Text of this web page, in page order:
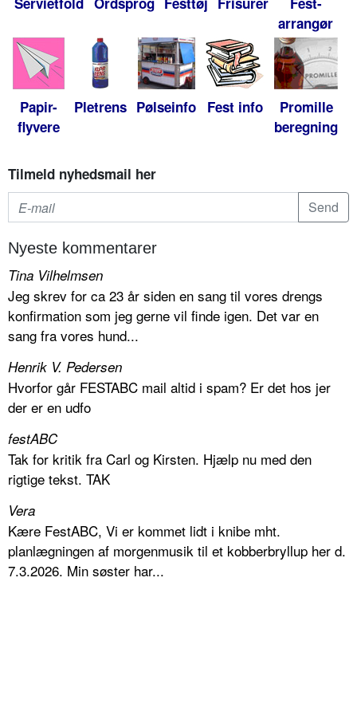
arrangør
Papir-
flyvere
Pletrens Pølseinfo Fest info
Promille
beregning
Tilmeld nyhedsmail her
Nyeste kommentarer
Tina Vilhelmsen
Jeg skrev for ca 23 år siden en sang til vores drengs
konfirmation som jeg gerne vil finde igen. Det var en
sang fra vores hund...
Henrik V. Pedersen
Hvorfor går FESTABC mail altid i spam? Er det hos jer
der er en udfo
festABC
Tak for kritik fra Carl og Kirsten. Hjælp nu med den
rigtige tekst. TAK
Vera
Kære FestABC, Vi er kommet lidt i knibe mht.
planlægningen af morgenmusik til et kobberbryllup her d.
7.3.2026. Min søster har...